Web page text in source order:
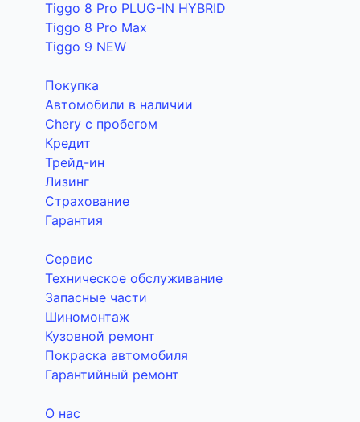
Tiggo 8 Pro PLUG-IN HYBRID
Tiggo 8 Pro Max
Tiggo 9 NEW
Покупка
Автомобили в наличии
Chery с пробегом
Кредит
Трейд-ин
Лизинг
Страхование
Гарантия
Сервис
Техническое обслуживание
Запасные части
Шиномонтаж
Кузовной ремонт
Покраска автомобиля
Гарантийный ремонт
О нас